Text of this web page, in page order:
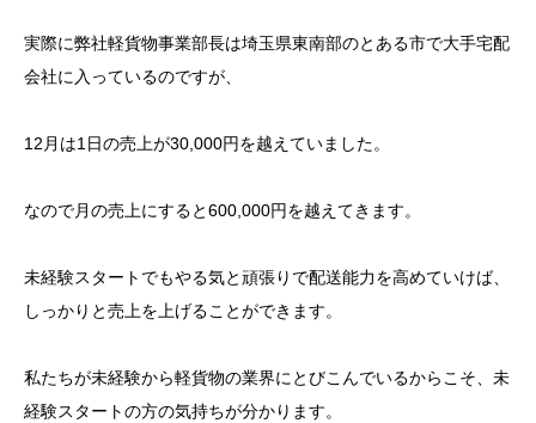
実際に弊社軽貨物事業部長は埼玉県東南部のとある市で大手宅配
会社に入っているのですが、
12月は1日の売上が30,000円を越えていました。
なので月の売上にすると600,000円を越えてきます。
未経験スタートでもやる気と頑張りで配送能力を高めていけば、
しっかりと売上を上げることができます。
私たちが未経験から軽貨物の業界にとびこんでいるからこそ、未
経験スタートの方の気持ちが分かります。